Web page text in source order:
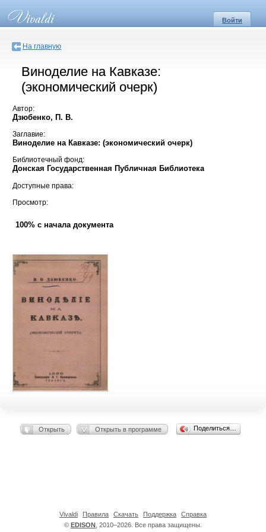
Войти
На главную
Виноделие на Кавказе:
(экономический очерк)
Автор:
Дзюбенко, П. В.
Заглавие:
Виноделие на Кавказе: (экономический очерк)
Библиотечный фонд:
Донская Государственная Публичная Библиотека
Доступные права:
Просмотр:
100% с начала документа
Открыть Открыть в программе Поделиться…
© EDISON , 2010–2026. Все права защищены.
Vivaldi Правила Скачать Поддержка Справка